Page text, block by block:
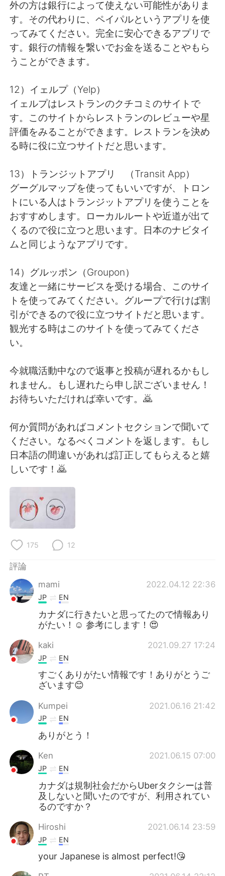
外の方は銀行によって使えない可能性がありま
す。その代わりに、ペイパルというアプリを使
ってみてください。完全に安心できるアプリで
す。銀行の情報を繋いでお金を送ることやもら
うことができます。
12）イェルプ（Yelp）
イェルプはレストランのクチコミのサイトで
す。このサイトからレストランのレビューや星
評価をみることができます。レストランを決め
る時に役に立つサイトだと思います。
13）トランジットアプリ （Transit App）
グーグルマップを使ってもいいですが、トロン
トにいる人はトランジットアプリを使うことを
おすすめします。ローカルルートや近道が出て
くるので役に立つと思います。日本のナビタイ
ムと同じようなアプリです。
14）グルッポン（Groupon）
友達と一緒にサービスを受ける場合、このサイ
トを使ってみてください。グループで行けば割
引ができるので役に立つサイトだと思います。
観光する時はこのサイトを使ってみてくださ
い。
今就職活動中なので返事と投稿が遅れるかもし
れません。もし遅れたら申し訳ございません！
お待ちいただければ幸いです。🙇
何か質問があればコメントセクションで聞いて
ください。なるべくコメントを返します。もし
日本語の間違いがあれば訂正してもらえると嬉
しいです！🙇
175 12
評論
mami
2022.04.12 22:36
JP EN
カナダに行きたいと思ってたので情報あり
がたい！☺ 参考にします！😍
kaki 2021.09.27 17:24
JP EN
すごくありがたい情報です！ありがとうご
ざいます😊
Kumpei 2021.06.16 21:42
JP EN
ありがとう！
Ken 2021.06.15 07:00
JP EN
カナダは規制社会だからUberタクシーは普
及しないと聞いたのですが、利用されてい
るのですか？
Hiroshi 2021.06.14 23:59
JP EN
your Japanese is almost perfect!😘